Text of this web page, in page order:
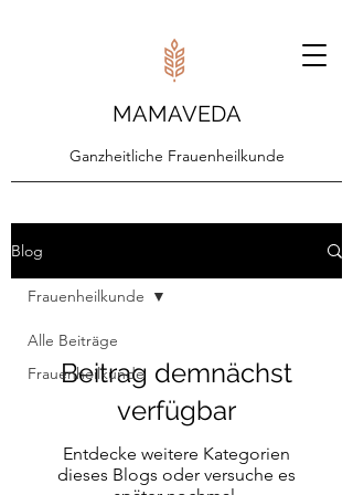
MAMAVEDA
Ganzheitliche Frauenheilkunde
Blog
Alle Beiträge
Frauenheilkunde
Frauenheilkunde
Beitrag demnächst
verfügbar
Entdecke weitere Kategorien
dieses Blogs oder versuche es